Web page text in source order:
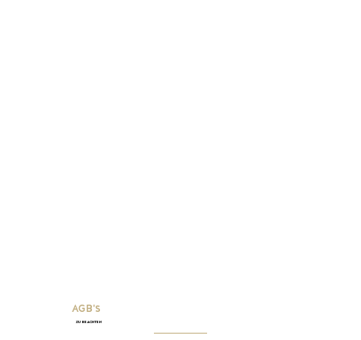
AGB's
zu beachten